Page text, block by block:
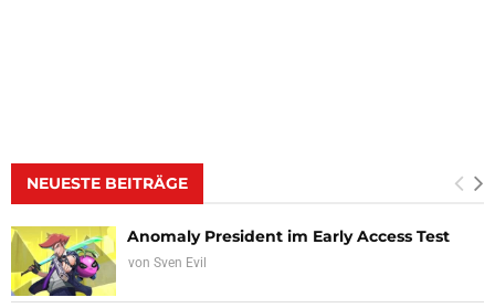
NEUESTE BEITRÄGE
Anomaly President im Early Access Test
von Sven Evil